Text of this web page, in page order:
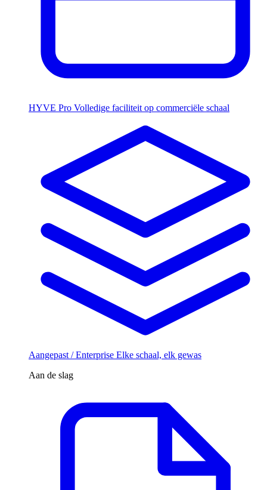
HYVE Pro Volledige faciliteit op commerciële schaal
Aangepast / Enterprise Elke schaal, elk gewas
Aan de slag